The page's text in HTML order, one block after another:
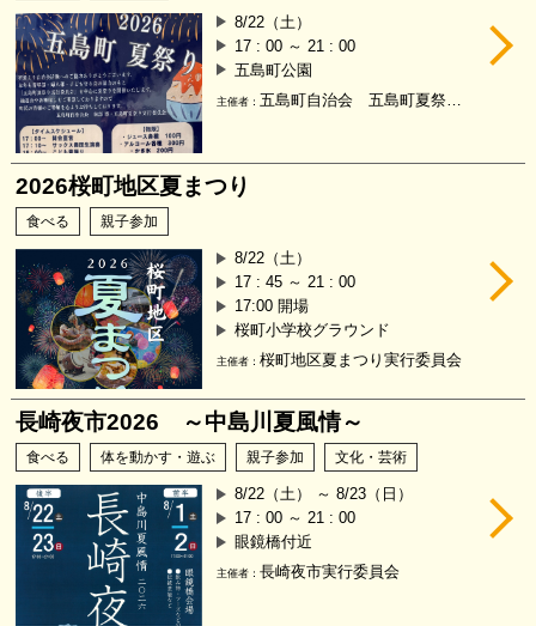
8/22（土）
17 : 00 ～ 21 : 00
五島町公園
主催者： 五島町自治会 五島町夏祭り実行委員会
2026桜町地区夏まつり
食べる 親子参加
8/22（土）
17 : 45 ～ 21 : 00
17:00 開場
桜町小学校グラウンド
主催者：桜町地区夏まつり実行委員会
長崎夜市2026 ～中島川夏風情～
食べる 体を動かす・遊ぶ 親子参加 文化・芸術
8/22（土） ～ 8/23（日）
17 : 00 ～ 21 : 00
眼鏡橋付近
主催者：長崎夜市実行委員会